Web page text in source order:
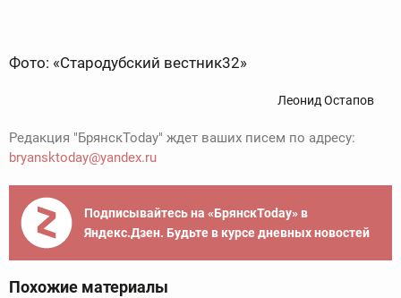
Фото: «Стародубский вестник32»
Леонид Остапов
Редакция "БрянскToday" ждет ваших писем по адресу:
bryansktoday@yandex.ru
Подписывайтесь на «БрянскToday» в
Яндекс.Дзен. Будьте в курсе дневных новостей
Похожие материалы